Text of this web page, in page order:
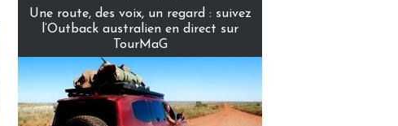
Une route, des voix, un regard : suivez
l’Outback australien en direct sur
TourMaG